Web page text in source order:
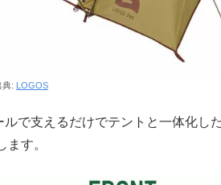
典: LOGOS
で支えるだけでテントと一体化し
す。